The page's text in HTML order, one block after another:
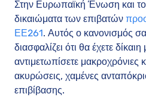
Στην Ευρωπαϊκή Ένωση και
δικαιώματα των επιβατών
ΕΕ261. Αυτός ο κανονισμός
διασφαλίζει ότι θα έχετε
αντιμετωπίσετε μακροχρόνιες
ακυρώσεις, χαμένες
επιβίβασης.